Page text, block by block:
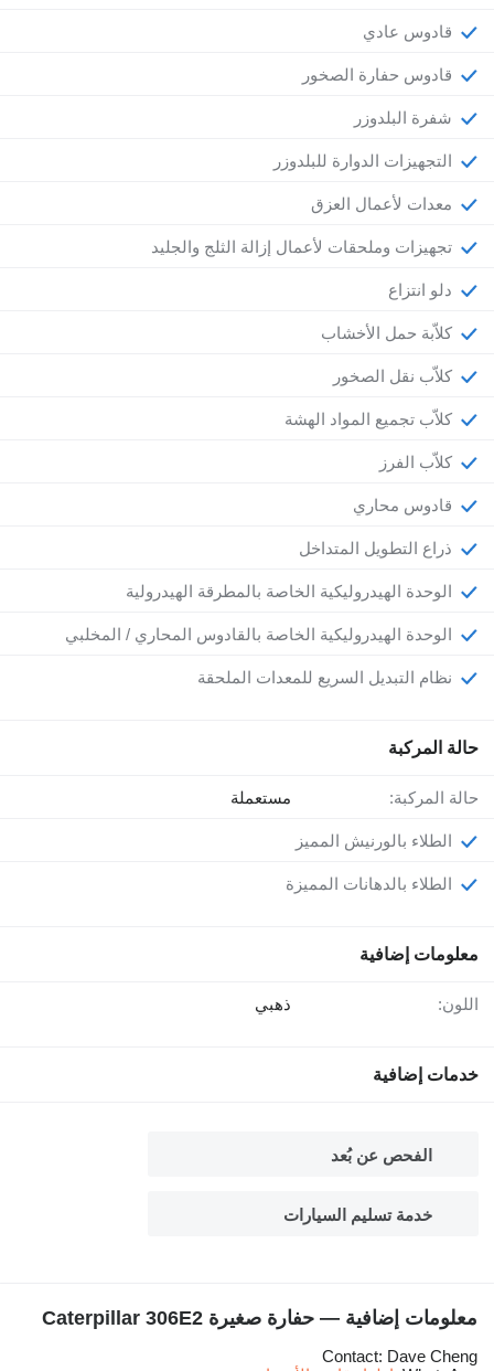
قادوس عادي
قادوس حفارة الصخور
شفرة البلدوزر
التجهيزات الدوارة للبلدوزر
معدات لأعمال العزق
تجهيزات وملحقات لأعمال إزالة الثلج والجليد
دلو انتزاع
كلاّبة حمل الأخشاب
كلاّب نقل الصخور
كلاّب تجميع المواد الهشة
كلاّب الفرز
قادوس محاري
ذراع التطويل المتداخل
الوحدة الهيدروليكية الخاصة بالمطرقة الهيدرولية
الوحدة الهيدروليكية الخاصة بالقادوس المحاري / المخلبي
نظام التبديل السريع للمعدات الملحقة
حالة المركبة
حالة المركبة: مستعملة
الطلاء بالورنيش المميز
الطلاء بالدهانات المميزة
معلومات إضافية
اللون: ذهبي
خدمات إضافية
الفحص عن بُعد
خدمة تسليم السيارات
معلومات إضافية — حفارة صغيرة Caterpillar 306E2
Contact: Dave Cheng